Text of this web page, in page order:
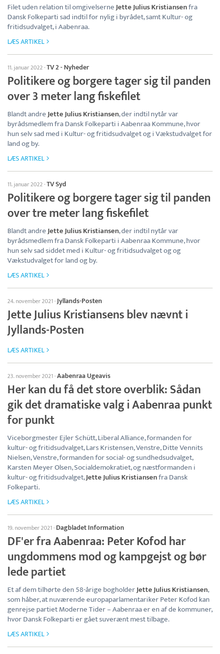
Filet uden relation til omgivelserneJette Julius Kristiansenfra
Dansk Folkeparti sad indtil for nylig i byrådet, samt Kultur- og
fritidsudvalget, i Aabenraa.
LÆS ARTIKEL
11. januar 2022·TV 2 - Nyheder
Politikere og borgere tager sig til panden
over 3 meter lang fiskefilet
Blandt andreJette Julius Kristiansen, der indtil nytår var
byrådsmedlem fra Dansk Folkeparti i Aabenraa Kommune, hvor
hun selv sad med i Kultur- og fritidsudvalget og i Vækstudvalget for
land og by.
LÆS ARTIKEL
11. januar 2022·TV Syd
Politikere og borgere tager sig til panden
over tre meter lang fiskefilet
Blandt andreJette Julius Kristiansen, der indtil nytår var
byrådsmedlem fra Dansk Folkeparti i Aabenraa Kommune, hvor
hun selv sad siddet med i Kultur- og fritidsudvalget og og
Vækstudvalget for land og by.
LÆS ARTIKEL
24. november 2021·Jyllands-Posten
Jette Julius Kristiansens blev nævnt i
Jyllands-Posten
LÆS ARTIKEL
23. november 2021·Aabenraa Ugeavis
Her kan du få det store overblik: Sådan
gik det dramatiske valg i Aabenraa punkt
for punkt
Viceborgmester Ejler Schütt, Liberal Alliance, formanden for
kultur- og fritidsudvalget, Lars Kristensen, Venstre, Ditte Vennits
Nielsen, Venstre, formanden for social- og sundhedsudvalget,
Karsten Meyer Olsen, Socialdemokratiet, og næstformanden i
kultur- og fritidsudvalget,Jette Julius Kristiansenfra Dansk
Folkeparti.
LÆS ARTIKEL
19. november 2021· Dagbladet Information
DF'er fra Aabenraa: Peter Kofod har
ungdommens mod og kampgejst og bør
lede partiet
Et af dem tilhørte den 58-årige bogholderJette Julius Kristiansen,
som håber, at nuværende europaparlamentariker Peter Kofod kan
genrejse partiet Moderne Tider – Aabenraa er en af de kommuner,
hvor Dansk Folkeparti er gået suverænt mest tilbage.
LÆS ARTIKEL